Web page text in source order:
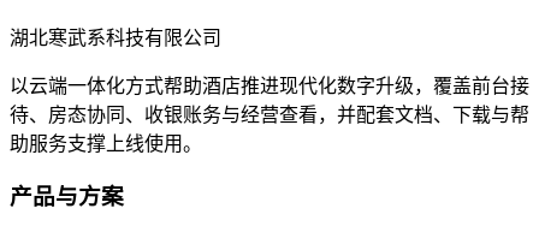
湖北寒武系科技有限公司
以云端一体化方式帮助酒店推进现代化数字升级，覆盖前台接
待、房态协同、收银账务与经营查看，并配套文档、下载与帮
助服务支撑上线使用。
产品与方案